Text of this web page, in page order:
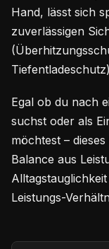
Hand, lässt sich
zuverlässigen
Egal ob du nach
suchst oder als
möchtest –
Balance aus
Leistungs-